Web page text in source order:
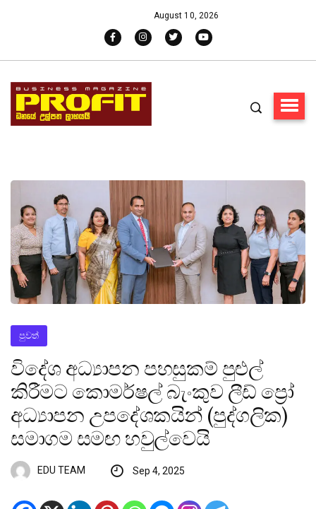
August 10, 2026
පුවත්
විදේශ අධ්‍යාපන පහසුකම් පුළුල්
කිරීමට කොමර්ෂල් බැංකුව ලීඩ් ප්‍රෝ
අධ්‍යාපන උපදේශකයින් (පුද්ගලික)
සමාගම සමඟ හවුල්වෙයි
EDU TEAM Sep 4, 2025